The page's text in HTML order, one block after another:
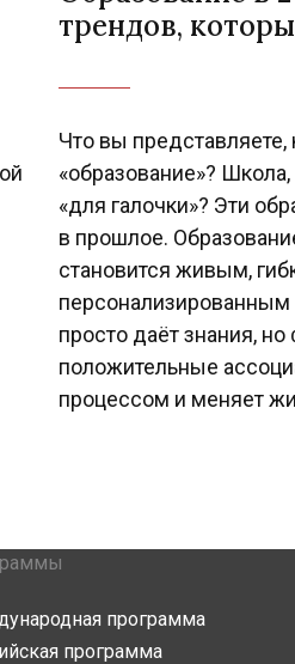
трендов,
Что вы
«образование»?
«для галочки»? Эти
в прошлое.
становится живым,
персонализированным
просто даёт знания,
положительные
процессом и меняет
программа
программа